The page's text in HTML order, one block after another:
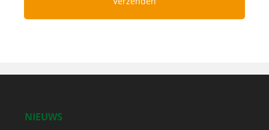
NIEUWS